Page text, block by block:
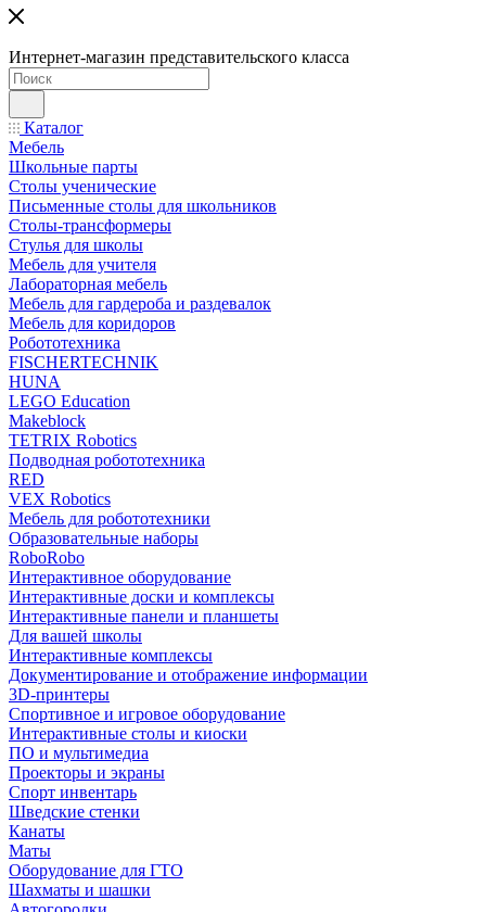
Интернет-магазин представительского класса
Каталог
Мебель
Школьные парты
Столы ученические
Письменные столы для школьников
Столы-трансформеры
Стулья для школы
Мебель для учителя
Лабораторная мебель
Мебель для гардероба и раздевалок
Мебель для коридоров
Робототехника
FISCHERTECHNIK
HUNA
LEGO Education
Makeblock
TETRIX Robotics
Подводная робототехника
RED
VEX Robotics
Мебель для робототехники
Образовательные наборы
RoboRobo
Интерактивное оборудование
Интерактивные доски и комплексы
Интерактивные панели и планшеты
Для вашей школы
Интерактивные комплексы
Документирование и отображение информации
3D-принтеры
Спортивное и игровое оборудование
Интерактивные столы и киоски
ПО и мультимедиа
Проекторы и экраны
Спорт инвентарь
Шведские стенки
Канаты
Маты
Оборудование для ГТО
Шахматы и шашки